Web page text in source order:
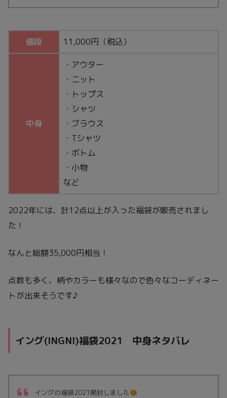
値段 11,000円（税込）
中身
・アウター
・ニット
・トップス
・シャツ
・ブラウス
・Tシャツ
・ボトム
・小物
など
2022年には、計12点以上が入った福袋が販売されまし
た！
なんと総額35,000円相当！
点数も多く、柄やカラーも様々なので色々なコーディネー
トが出来そうです♪
イング(INGNI)福袋2021 中身ネタバレ
イングの福袋2021開封しました